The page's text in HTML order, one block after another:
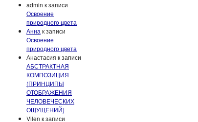
admin к записи
Освоение
природного цвета
Анна к записи
Освоение
природного цвета
Анастасия к записи
АБСТРАКТНАЯ
КОМПОЗИЦИЯ
(ПРИНЦИПЫ
ОТОБРАЖЕНИЯ
ЧЕЛОВЕЧЕСКИХ
ОЩУЩЕНИЙ)
Vilen к записи